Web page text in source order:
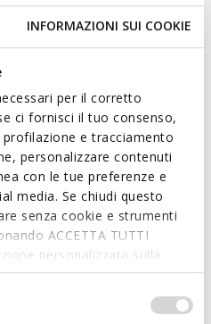
INFORMAZIONI SUI COOKIE
per il corretto
ci fornisci il tuo consenso,
e tracciamento
personalizzare contenuti
con le tue preferenze e
media. Se chiudi questo
senza cookie e strumenti
ACCETTA TUTTI
personalizzata sulla
Selezionando
scegliere quali cookies ed
autorizzare. Per maggiori
comfort. In this
a soft smooth leather upper
Pleasure B is suitable for
looks.
based on the Zero Shock